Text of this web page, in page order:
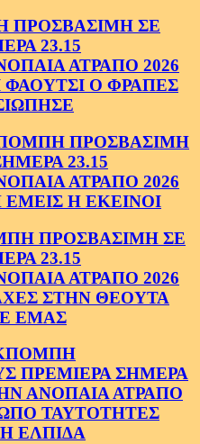
ΣΕ
23.15
ΑΤΡΑΠΟ 2026
ΦΑΟΥΤΣΙ Ο ΦΡΑΠΕΣ
ΠΡΟΣΒΑΣΙΜΗ
23.15
ΑΤΡΑΠΟ 2026
ΕΜΕΙΣ Η ΕΚΕΙΝΟΙ
ΠΡΟΣΒΑΣΙΜΗ ΣΕ
23.15
ΑΤΡΑΠΟ 2026
ΣΤΗΝ ΘΕΟΥΤΑ
ΕΜΑΣ
ΠΡΕΜΙΕΡΑ ΣΗΜΕΡΑ
ΑΝΟΠΑΙΑ ΑΤΡΑΠΟ
ΤΑΥΤΟΤΗΤΕΣ
ΕΛΠΙΔΑ